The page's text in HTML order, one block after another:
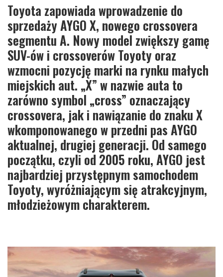
Toyota zapowiada wprowadzenie do
sprzedaży AYGO X, nowego crossovera
segmentu A. Nowy model zwiększy gamę
SUV-ów i crossoverów Toyoty oraz
wzmocni pozycję marki na rynku małych
miejskich aut. „X” w nazwie auta to
zarówno symbol „cross” oznaczający
crossovera, jak i nawiązanie do znaku X
wkomponowanego w przedni pas AYGO
aktualnej, drugiej generacji. Od samego
początku, czyli od 2005 roku, AYGO jest
najbardziej przystępnym samochodem
Toyoty, wyróżniającym się atrakcyjnym,
młodzieżowym charakterem.